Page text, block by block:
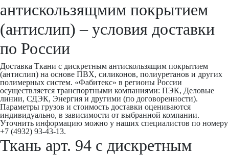
антискользящмим покрытием
(антислип) – условия доставки
по России
Доставка Ткани с дискретным антискользящим покрытием
(антислип) на основе ПВХ, силиконов, полиуретанов и других
полимерных систем. «Фабитекс» в регионы России
осуществляется транспортными компаниями: ПЭК, Деловые
линии, СДЭК, Энергия и другими (по договоренности).
Параметры грузов и стоимость доставки оцениваются
индивидуально, в зависимости от выбранной компании.
Уточнить информацию можно у наших специалистов по номеру
+7 (4932) 93-43-13.
Ткань арт. 94 с дискретным